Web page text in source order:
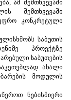
ამ შემთხვევაში
შემთხვევაში
კონკრეტული
საბუთის
პროექტზე
საბუთების
ახალი
მოდულის
ნებისმიერი